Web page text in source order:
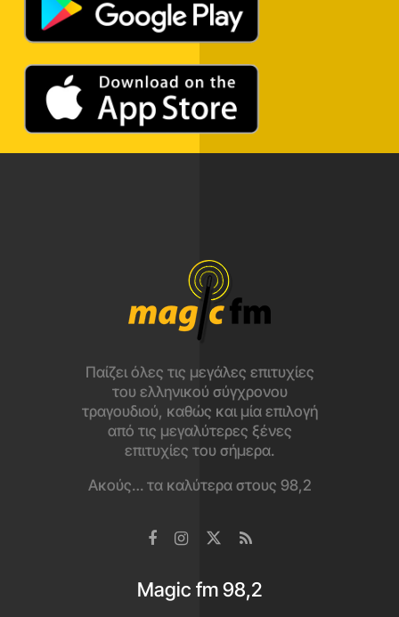
Παίζει όλες τις μεγάλες επιτυχίες
του ελληνικού σύγχρονου
τραγουδιού, καθώς και μία επιλογή
από τις μεγαλύτερες ξένες
επιτυχίες του σήμερα.
Ακούς… τα καλύτερα στους 98,2
Magic fm 98,2